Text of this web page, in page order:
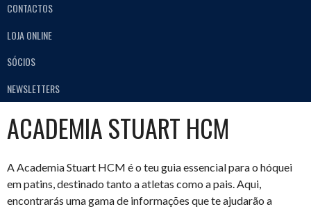
CONTACTOS
LOJA ONLINE
SÓCIOS
NEWSLETTERS
ACADEMIA STUART HCM
A Academia Stuart HCM é o teu guia essencial para o hóquei
em patins, destinado tanto a atletas como a pais. Aqui,
encontrarás uma gama de informações que te ajudarão a